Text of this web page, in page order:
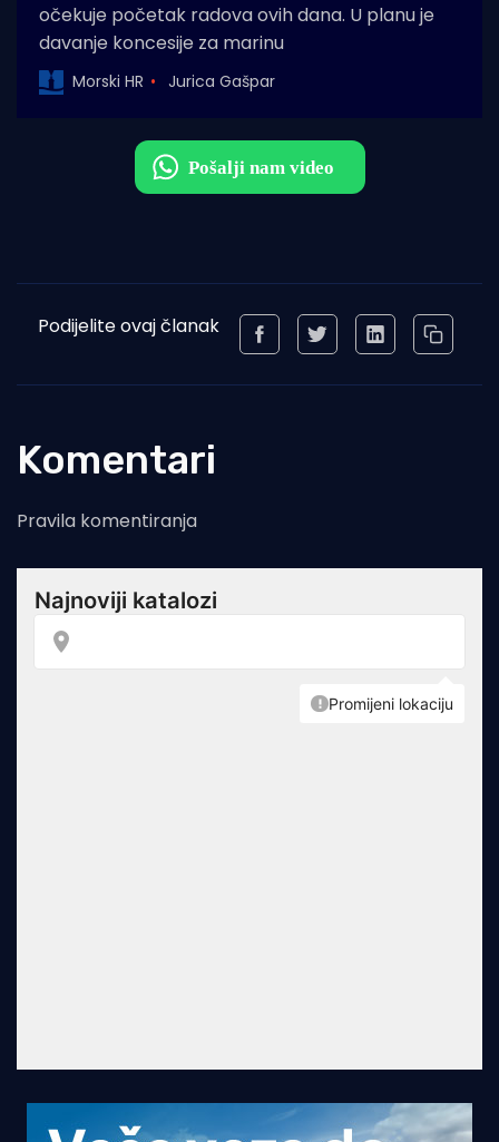
očekuje početak radova ovih dana. U planu je
davanje koncesije za marinu
Morski HR Jurica Gašpar
Podijelite ovaj članak
Komentari
Pravila komentiranja